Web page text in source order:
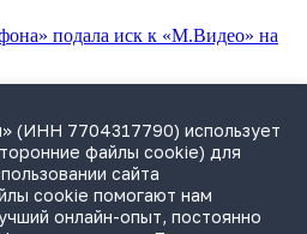
подала иск к «М.Видео» на
на систему управления
«Яндекса»
иски российской «дочки»
(ИНН 7704317790) использует
файлы cookie) для
сайта
cookie помогают нам
онлайн-опыт, постоянно